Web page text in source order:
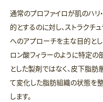
通常のプロファイロが肌のハ
的とするのに対し、ストラク
へのアプローチを主な目的と
ロン酸フィラーのように特定
とした製剤ではなく、皮下脂肪
て変化した脂肪組織の状態を
します。